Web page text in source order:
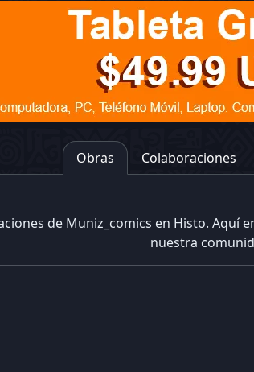
Obras Colaboraciones
de Muniz_comics en Histo.
nuestra